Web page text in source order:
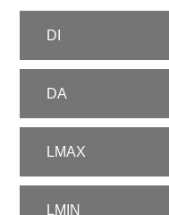
DI
DA
LMAX
LMIN